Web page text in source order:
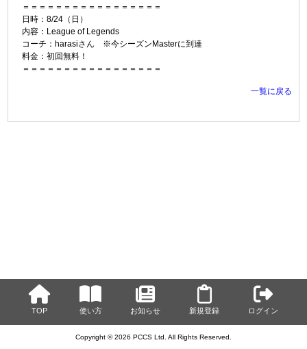
＝＝＝＝＝＝＝＝＝＝＝＝＝＝＝＝＝
日時：8/24（日）
内容：League of Legends
コーチ：harasiさん ※今シーズンMasterに到達
料金：初回無料！
＝＝＝＝＝＝＝＝＝＝＝＝＝＝＝＝＝
一覧に戻る
TOP 使い方 お知らせ 新規登録 ログイン
Copyright © 2026 PCCS Ltd. All Rights Reserved.